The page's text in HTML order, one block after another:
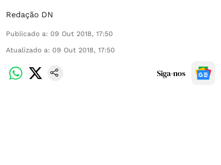
Redação DN
Publicado a: 09 Out 2018, 17:50
Atualizado a: 09 Out 2018, 17:50
Siga-nos